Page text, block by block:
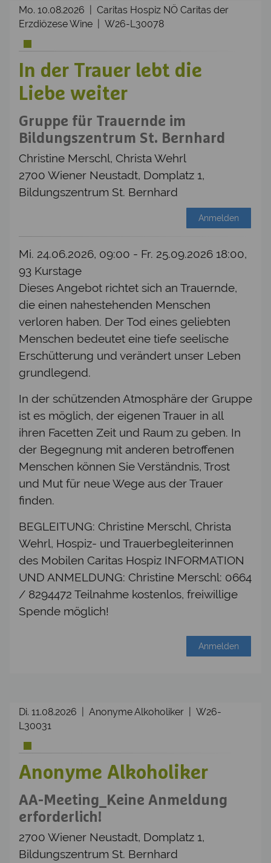
Mo. 10.08.2026 | Caritas Hospiz NÖ Caritas der
Erzdiözese Wine | W26-L30078
In der Trauer lebt die
Liebe weiter
Gruppe für Trauernde im
Bildungszentrum St. Bernhard
Christine Merschl, Christa Wehrl
2700 Wiener Neustadt, Domplatz 1,
Bildungszentrum St. Bernhard
Anmelden
Mi. 24.06.2026, 09:00 - Fr. 25.09.2026 18:00,
93 Kurstage
Dieses Angebot richtet sich an Trauernde,
die einen nahestehenden Menschen
verloren haben. Der Tod eines geliebten
Menschen bedeutet eine tiefe seelische
Erschütterung und verändert unser Leben
grundlegend.
In der schützenden Atmosphäre der Gruppe
ist es möglich, der eigenen Trauer in all
ihren Facetten Zeit und Raum zu geben. In
der Begegnung mit anderen betroffenen
Menschen können Sie Verständnis, Trost
und Mut für neue Wege aus der Trauer
finden.
BEGLEITUNG: Christine Merschl, Christa
Wehrl, Hospiz- und Trauerbegleiterinnen
des Mobilen Caritas Hospiz INFORMATION
UND ANMELDUNG: Christine Merschl: 0664
/ 8294472 Teilnahme kostenlos, freiwillige
Spende möglich!
Anmelden
Di. 11.08.2026 | Anonyme Alkoholiker | W26-
L30031
Anonyme Alkoholiker
AA-Meeting_Keine Anmeldung
erforderlich!
2700 Wiener Neustadt, Domplatz 1,
Bildungszentrum St. Bernhard